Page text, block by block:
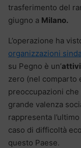
trasferimento del
giugno a Milano.
L’operazione ha
organizzazioni
su Pegno è un’
zero (nel comparto
preoccupazioni che
grande valenza
rappresenta
caso di difficoltà
questo Paese.